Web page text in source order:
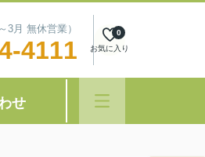
月 無休営業）
4111 お気に入り
0
せ